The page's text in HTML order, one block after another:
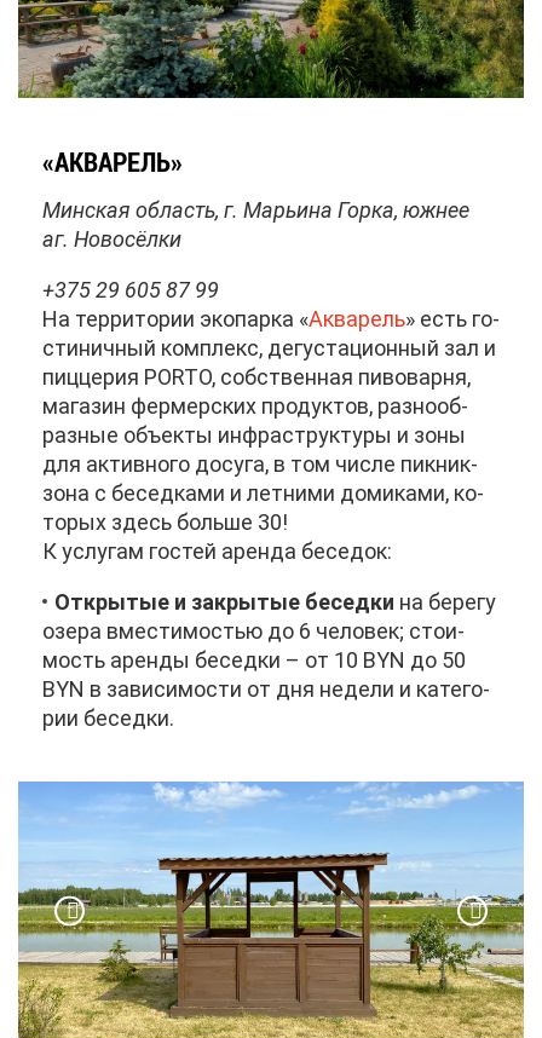
«АК­ВА­РЕЛЬ»
Мин­ская об­ласть, г. Ма­рьи­на Гор­ка, юж­нее
аг. Но­во­сёл­ки
+375 29 605 87 99
На тер­ри­то­рии эко­пар­ка «Ак­ва­рель» есть го­
сти­нич­ный ком­плекс, де­гу­ста­ци­он­ный зал и
пиц­це­рия PORTO, соб­ствен­ная пи­во­вар­ня,
ма­га­зин фер­мер­ских про­дук­тов, раз­но­об­
раз­ные объ­ек­ты ин­фра­струк­ту­ры и зо­ны
для ак­тив­но­го до­су­га, в том чис­ле пик­ник-
зо­на с бе­сед­ка­ми и лет­ни­ми до­ми­ка­ми, ко­
то­рых здесь боль­ше 30!
К услу­гам го­стей арен­да бе­се­док:
От­кры­тые и за­кры­тые бе­сед­ки на бе­ре­гу
озе­ра вме­сти­мо­стью до 6 че­ло­век; сто­и­
мость арен­ды бе­сед­ки – от 10 BYN до 50
BYN в за­ви­си­мо­сти от дня неде­ли и ка­те­го­
рии бе­сед­ки.